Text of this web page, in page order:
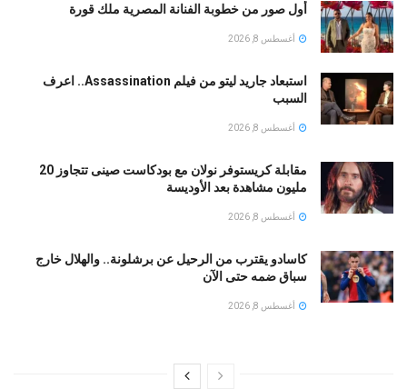
أول صور من خطوبة الفنانة المصرية ملك قورة
أغسطس 8, 2026
استبعاد جاريد ليتو من فيلم Assassination.. اعرف
السبب
أغسطس 8, 2026
مقابلة كريستوفر نولان مع بودكاست صينى تتجاوز 20
مليون مشاهدة بعد الأوديسة
أغسطس 8, 2026
كاسادو يقترب من الرحيل عن برشلونة.. والهلال خارج
سباق ضمه حتى الآن
أغسطس 8, 2026